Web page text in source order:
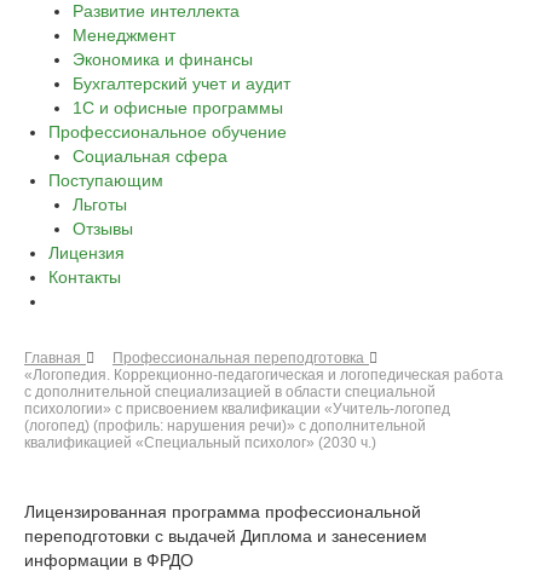
Развитие интеллекта
Менеджмент
Экономика и финансы
Бухгалтерский учет и аудит
1С и офисные программы
Профессиональное обучение
Социальная сфера
Поступающим
Льготы
Отзывы
Лицензия
Контакты
Главная
Профессиональная переподготовка
«Логопедия. Коррекционно-педагогическая и логопедическая работа
с дополнительной специализацией в области специальной
психологии» с присвоением квалификации «Учитель-логопед
(логопед) (профиль: нарушения речи)» с дополнительной
квалификацией «Специальный психолог» (2030 ч.)
Лицензированная программа профессиональной
переподготовки с выдачей Диплома и занесением
информации в ФРДО